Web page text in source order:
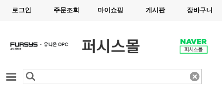
로그인 주문조회 마이쇼핑 게시판 장바구니
카테고리